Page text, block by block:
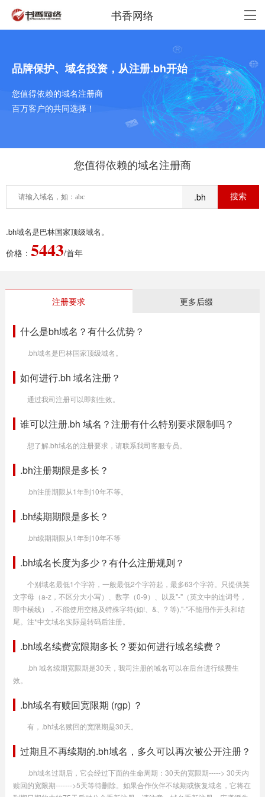
书香网络
品牌保护、域名投资，从注册.bh开始
您值得依赖的域名注册商
百万客户的共同选择！
您值得依赖的域名注册商
.bh
.bh域名是巴林国家顶级域名。
价格： 5443/首年
注册要求 更多后缀
什么是bh域名？有什么优势？
.bh域名是巴林国家顶级域名。
如何进行.bh 域名注册？
通过我司注册可以即刻生效。
谁可以注册.bh 域名？注册有什么特别要求限制吗？
想了解.bh域名的注册要求，请联系我司客服专员。
.bh注册期限是多长？
.bh注册期限从1年到10年不等。
.bh续期期限是多长？
.bh续期期限从1年到10年不等
.bh域名长度为多少？有什么注册规则？
个别域名最低1个字符，一般最低2个字符起，最多63个字符。只提供英
文字母（a-z，不区分大小写）、数字（0-9）、以及"-"（英文中的连词号，
即中横线），不能使用空格及特殊字符(如!、&、? 等),"-"不能用作开头和结
尾。注*中文域名实际是转码后注册。
.bh域名续费宽限期多长？要如何进行域名续费？
.bh 域名续期宽限期是30天，我司注册的域名可以在后台进行续费生
效。
.bh域名有赎回宽限期 (rgp) ？
有，.bh域名赎回的宽限期是30天。
过期且不再续期的.bh域名，多久可以再次被公开注册？
.bh域名过期后，它会经过下面的生命周期：30天的宽限期-----> 30天内
赎回的宽限期------->5天等待删除。如果合作伙伴不续期或恢复域名，它将在